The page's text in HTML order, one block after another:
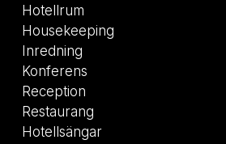
Hotellrum
Housekeeping
Inredning
Konferens
Reception
Restaurang
Hotellsängar